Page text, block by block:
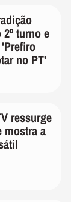
turno e
no PT'
ressurge
mostra a